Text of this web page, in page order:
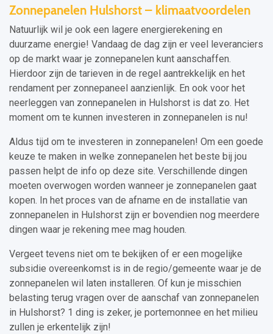
Zonnepanelen Hulshorst – klimaatvoordelen
Natuurlijk wil je ook een lagere energierekening en
duurzame energie! Vandaag de dag zijn er veel leveranciers
op de markt waar je zonnepanelen kunt aanschaffen.
Hierdoor zijn de tarieven in de regel aantrekkelijk en het
rendament per zonnepaneel aanzienlijk. En ook voor het
neerleggen van zonnepanelen in Hulshorst is dat zo. Het
moment om te kunnen investeren in zonnepanelen is nu!
Aldus tijd om te investeren in zonnepanelen! Om een goede
keuze te maken in welke zonnepanelen het beste bij jou
passen helpt de info op deze site. Verschillende dingen
moeten overwogen worden wanneer je zonnepanelen gaat
kopen. In het proces van de afname en de installatie van
zonnepanelen in Hulshorst zijn er bovendien nog meerdere
dingen waar je rekening mee mag houden.
Vergeet tevens niet om te bekijken of er een mogelijke
subsidie overeenkomst is in de regio/gemeente waar je de
zonnepanelen wil laten installeren. Of kun je misschien
belasting terug vragen over de aanschaf van zonnepanelen
in Hulshorst? 1 ding is zeker, je portemonnee en het milieu
zullen je erkentelijk zijn!